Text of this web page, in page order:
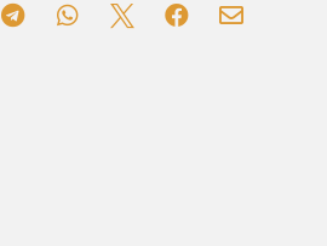
    